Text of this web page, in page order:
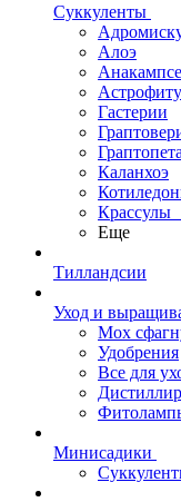
Суккуленты
Алоэ
Гастерии
Каланхоэ
Крассулы
Еще
Тилландсии
Уход и
Мох
Удобрения
Все для
Минисадики